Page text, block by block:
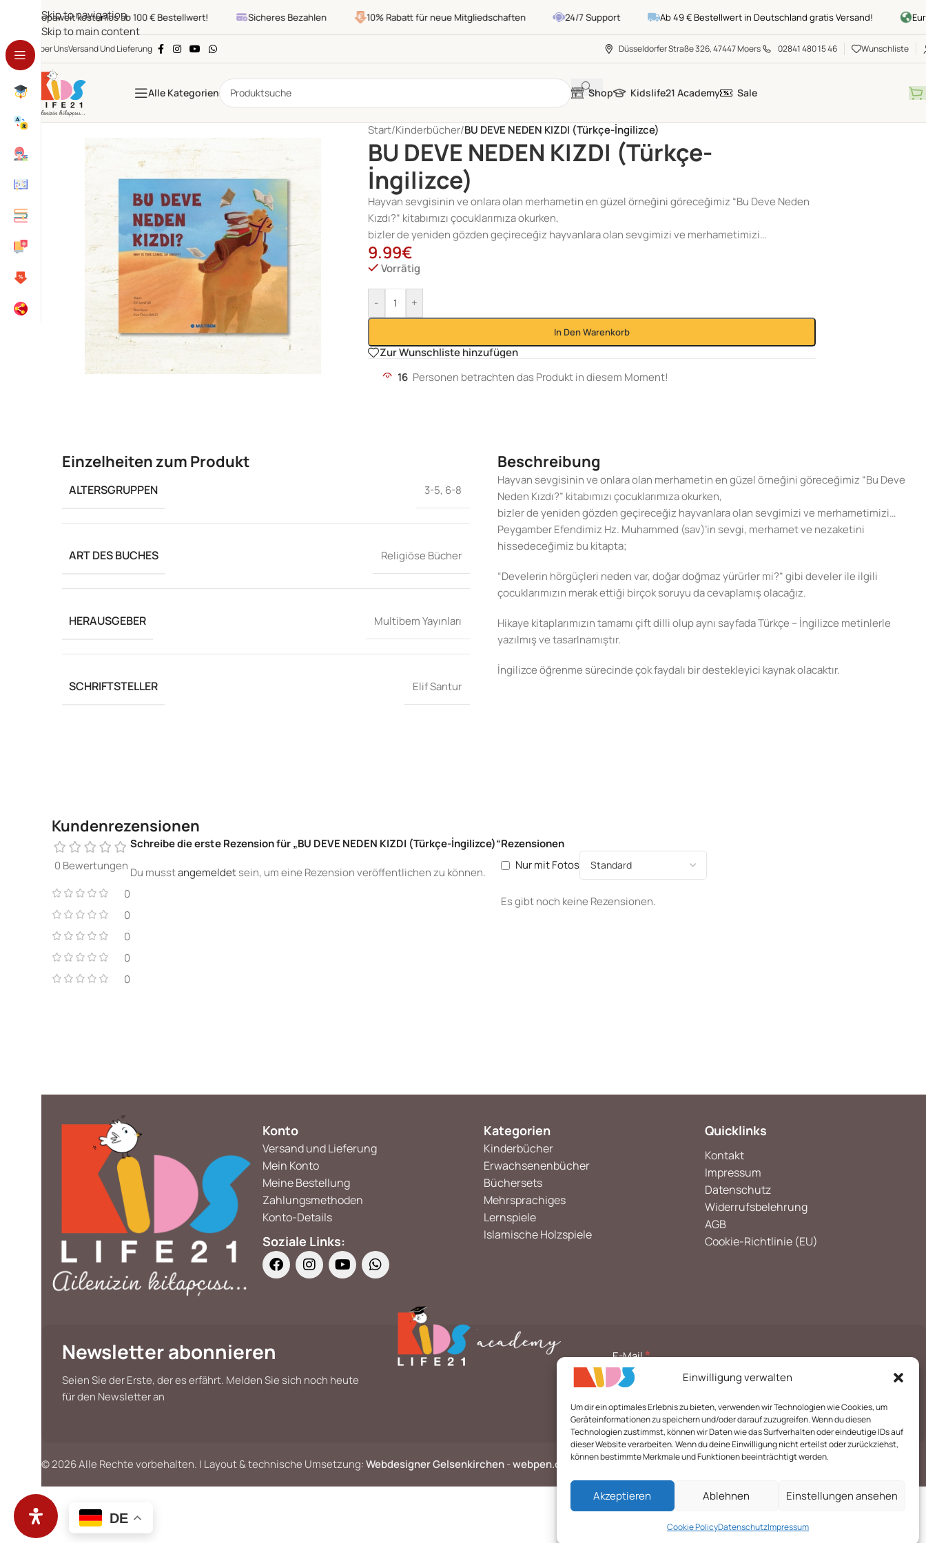
Einwilligung verwalten
Um dir ein optimales Erlebnis zu bieten, verwenden wir Technologien wie Cookies, um
Geräteinformationen zu speichern und/oder darauf zuzugreifen. Wenn du diesen
Technologien zustimmst, können wir Daten wie das Surfverhalten oder eindeutige IDs auf
dieser Website verarbeiten. Wenn du deine Einwilligung nicht erteilst oder zurückziehst,
können bestimmte Merkmale und Funktionen beeinträchtigt werden.
Akzeptieren Ablehnen Einstellungen ansehen
Cookie PolicyDatenschutzImpressum
Skip to navigation
Skip to main content
Europaweit kostenlos ab 100 € Bestellwert! Sicheres Bezahlen 10% Rabatt für neue Mitgliedschaften 24/7 Support Ab 49 € Bestellwert in Deutschland gratis Versand!
Über UnsVersand Und Lieferung Düsseldorfer Straße 326, 47447 Moers 02841 480 15 46 Wunschliste
Alle Kategorien Shop Kidslife21 Academy Sale
Start/Kinderbücher/BU DEVE NEDEN KIZDI (Türkçe-İngilizce)
BU DEVE NEDEN KIZDI (Türkçe-
İngilizce)
Hayvan sevgisinin ve onlara olan merhametin en güzel örneğini göreceğimiz “Bu Deve Neden
Kızdı?” kitabımızı çocuklarımıza okurken,
bizler de yeniden gözden geçireceğiz hayvanlara olan sevgimizi ve merhametimizi…
9.99€
Vorrätig
- +
In Den Warenkorb
Zur Wunschliste hinzufügen
16 Personen betrachten das Produkt in diesem Moment!
Einzelheiten zum Produkt
ALTERSGRUPPEN 3-5, 6-8
ART DES BUCHES Religiöse Bücher
HERAUSGEBER Multibem Yayınları
SCHRIFTSTELLER Elif Santur
Beschreibung
Hayvan sevgisinin ve onlara olan merhametin en güzel örneğini göreceğimiz “Bu Deve
Neden Kızdı?” kitabımızı çocuklarımıza okurken,
bizler de yeniden gözden geçireceğiz hayvanlara olan sevgimizi ve merhametimizi…
Peygamber Efendimiz Hz. Muhammed (sav)’in sevgi, merhamet ve nezaketini
hissedeceğimiz bu kitapta;
“Develerin hörgüçleri neden var, doğar doğmaz yürürler mi?” gibi develer ile ilgili
çocuklarımızın merak ettiği birçok soruyu da cevaplamış olacağız.
Hikaye kitaplarımızın tamamı çift dilli olup aynı sayfada Türkçe – İngilizce metinlerle
yazılmış ve tasarlnamıştır.
İngilizce öğrenme sürecinde çok faydalı bir destekleyici kaynak olacaktır.
Kundenrezensionen
0 Bewertungen
0
0
0
0
0
Rezensionen
Nur mit Fotos
Es gibt noch keine Rezensionen.
Schreibe die erste Rezension für „BU DEVE NEDEN KIZDI (Türkçe-İngilizce)“
Du musstangemeldetsein, um eine Rezension veröffentlichen zu können.
Konto
Versand und Lieferung
Mein Konto
Meine Bestellung
Zahlungsmethoden
Konto-Details
Soziale Links:
Kategorien
Kinderbücher
Erwachsenenbücher
Büchersets
Mehrsprachiges
Lernspiele
Islamische Holzspiele
Quicklinks
Kontakt
Impressum
Datenschutz
Widerrufsbelehrung
AGB
Cookie-Richtlinie (EU)
Newsletter abonnieren
Seien Sie der Erste, der es erfährt. Melden Sie sich noch heute
für den Newsletter an
E-Mail*
© 2026 Alle Rechte vorbehalten. | Layout & technische Umsetzung:Webdesigner Gelsenkirchen-webpen.de
DE